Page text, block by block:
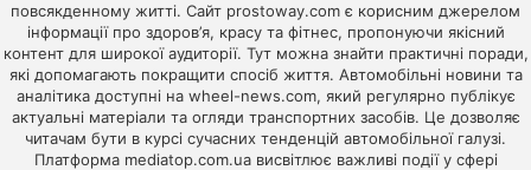
повсякденному житті. Сайт prostoway.com є корисним джерелом
інформації про здоров’я, красу та фітнес, пропонуючи якісний
контент для широкої аудиторії. Тут можна знайти практичні поради,
які допомагають покращити спосіб життя. Автомобільні новини та
аналітика доступні на wheel-news.com, який регулярно публікує
актуальні матеріали та огляди транспортних засобів. Це дозволяє
читачам бути в курсі сучасних тенденцій автомобільної галузі.
Платформа mediatop.com.uaвисвітлює важливі події у сфері